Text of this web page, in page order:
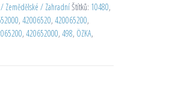
Zemědělské / ZahradníŠtítků: 10480,
, 42006520, 420065200,
, 420652000, 498, ÖZKA,